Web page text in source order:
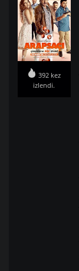
392 kez
izlendi.